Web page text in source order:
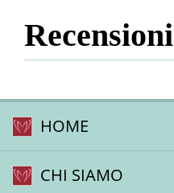
Recensioni
HOME
CHI SIAMO